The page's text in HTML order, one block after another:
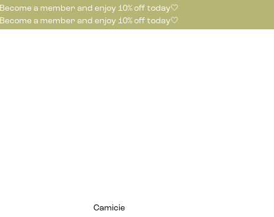
Become a member and enjoy 10% off today🤍
Become a member and enjoy 10% off today🤍
Camicie